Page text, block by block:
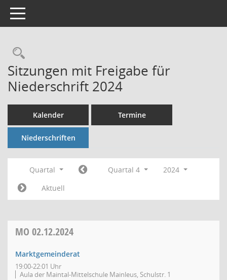
Toggle navigation
Rechercheauswahl
Sitzungen mit Freigabe für
Niederschrift 2024
Kalender Termine
Niederschriften
Quartal Quartal 4
2024
Aktuell
MO 02.12.2024
Marktgemeinderat
19:00-22:01 Uhr
Aula der Maintal-Mittelschule Mainleus, Schulstr. 1